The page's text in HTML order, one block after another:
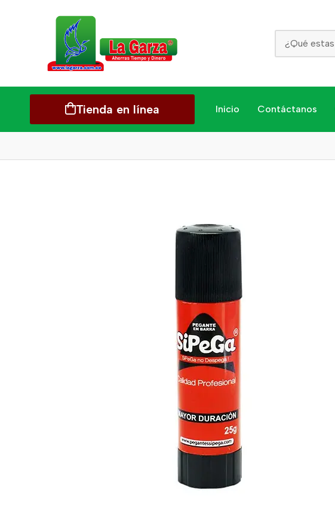
Tienda en línea Inicio Contáctanos